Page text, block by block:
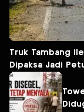
Truk Tambang
Dipaksa Jadi
Tower